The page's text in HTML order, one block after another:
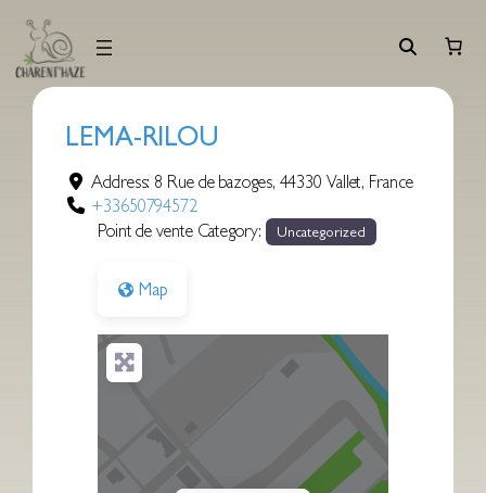
contenu
LEMA-RILOU
Address: 8 Rue de bazoges, 44330 Vallet, France
+33650794572
Point de vente Category:
Uncategorized
Map